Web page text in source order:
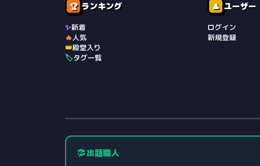
🏆 ランキング
✨新着
🔥人気
👑殿堂入り
🏷️タグ一覧
👤 ユーザー
ログイン
新規登録
出題職人